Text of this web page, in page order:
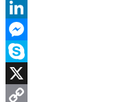
Reddit
LinkedIn
Messenger
Skype
X